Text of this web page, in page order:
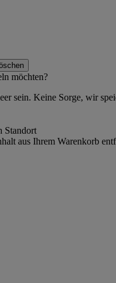
möchten?
sein. Keine Sorge, wir
Standort
aus Ihrem Warenkorb